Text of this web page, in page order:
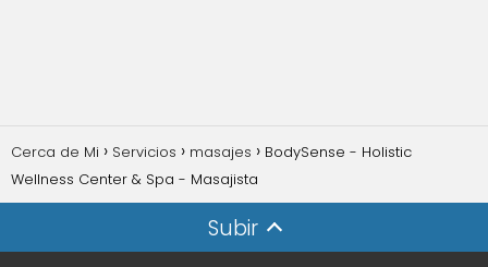
Cerca de Mi Servicios masajes
BodySense - Holistic
Wellness Center & Spa - Masajista
Subir